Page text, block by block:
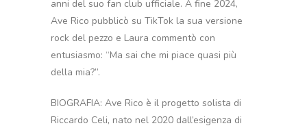
anni del suo fan club ufficiale. A fine 2024,
Ave Rico pubblicò su TikTok la sua versione
rock del pezzo e Laura commentò con
entusiasmo: “Ma sai che mi piace quasi più
della mia?”.
BIOGRAFIA: Ave Rico è il progetto solista di
Riccardo Celi, nato nel 2020 dall’esigenza di